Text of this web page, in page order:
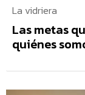
La vidriera
Las metas
quiénes